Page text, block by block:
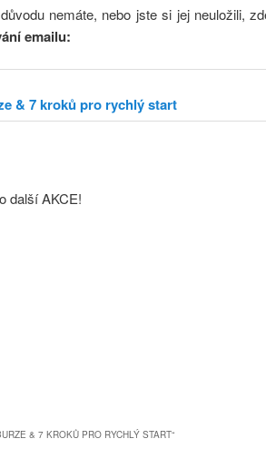
nemáte, nebo jste si jej neuložili,
emailu:
& 7 kroků pro rychlý start
další AKCE!
& 7 KROKŮ PRO RYCHLÝ START“